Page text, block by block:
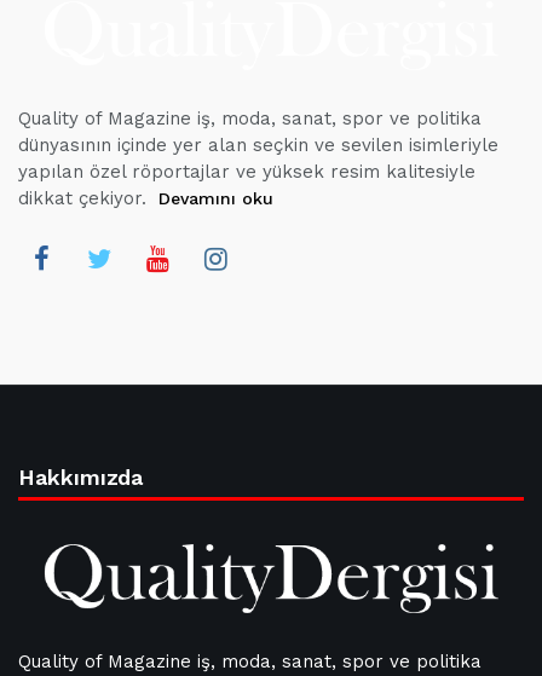
Quality of Magazine iş, moda, sanat, spor ve politika
dünyasının içinde yer alan seçkin ve sevilen isimleriyle
yapılan özel röportajlar ve yüksek resim kalitesiyle
dikkat çekiyor.
Devamını oku
Hakkımızda
Quality of Magazine iş, moda, sanat, spor ve politika